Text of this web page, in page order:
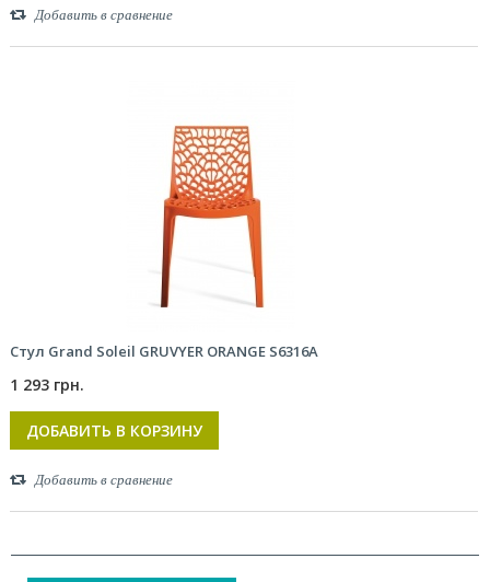
Добавить в сравнение
Стул Grand Soleil GRUVYER ORANGE S6316A
1 293 грн.
ДОБАВИТЬ В КОРЗИНУ
Добавить в сравнение